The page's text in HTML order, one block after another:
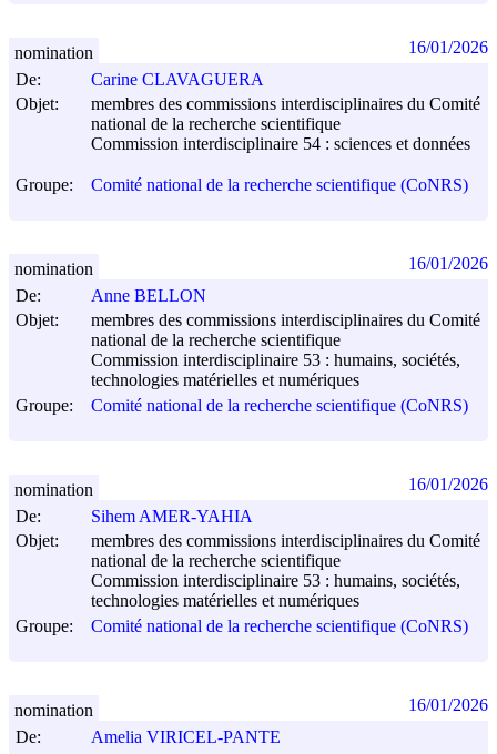
De:
Carine CLAVAGUERA
Objet:
membres des commissions interdisciplinaires du Comité
national de la recherche scientifique
Commission interdisciplinaire 54 : sciences et données
Groupe: Comité national de la recherche scientifique (CoNRS)
nomination 16/01/2026
De:
Anne BELLON
Objet:
membres des commissions interdisciplinaires du Comité
national de la recherche scientifique
Commission interdisciplinaire 53 : humains, sociétés,
technologies matérielles et numériques
Groupe:
Comité national de la recherche scientifique (CoNRS)
nomination 16/01/2026
De:
Sihem AMER-YAHIA
Objet:
membres des commissions interdisciplinaires du Comité
national de la recherche scientifique
Commission interdisciplinaire 53 : humains, sociétés,
technologies matérielles et numériques
Groupe:
Comité national de la recherche scientifique (CoNRS)
nomination 16/01/2026
De:
Amelia VIRICEL-PANTE
nomination 16/01/2026